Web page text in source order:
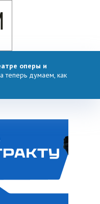
оперы и
теперь думаем, как